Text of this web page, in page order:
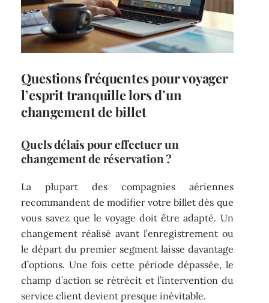
Questions fréquentes pour voyager
l’esprit tranquille lors d’un
changement de billet
Quels délais pour effectuer un
changement de réservation?
La plupart des compagnies aériennes
recommandent de modifier votre billet dès que
vous savez que le voyage doit être adapté. Un
changement réalisé avant l’enregistrement ou
le départ du premier segment laisse davantage
d’options. Une fois cette période dépassée, le
champ d’action se rétrécit et l’intervention du
service client devient presque inévitable.